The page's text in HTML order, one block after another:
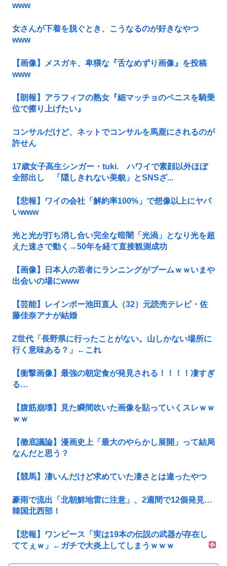
www
女さんが下着を脱ぐとき、こうなるのが好きなやつ
www
【画像】メスガキ、卑猥な『舌なめずり画像』を投稿
www
【朗報】アラフィフの熟女『細マッチョのペニスを騎乗
位で擦り上げたい』
コンサルだけど、ネットでコンサルを馬鹿にされるのが
許せん
17歳女子高生シンガー・tuki. ハワイで素顔以外ほぼ
全部出し 「隠しきれない美貌」とSNSざ...
【悲報】ワイの会社「解約率100%」で想像以上にヤバ
いwww
光と光が打ち消し合い完全な暗闇「光渦」となり光を超
えた速さで動く→50年を経て直接観測成功
【画像】日本人の若者にランニングがブームｗｗいまや
出会いの場にwww
【芸能】レインボー池田直人（32）元読売テレビ・佐
藤佳奈アナが結婚
Z世代「長野県に行ったことがない。山しかない場所に
行く意味ある？」←これ
【衝撃画像】最強の朝定食が発見される！！！！凄すぎ
る…
【腹筋崩壊】見た瞬間吹いた画像を貼っていくスレｗｗ
ｗｗ
【徹底議論】漫画史上「最大のやらかし展開」って結局
なんだと思う？
【競馬】凄いんだけど求めていた凄さとは違ったやつ
豪雨で流出「北朝鮮地雷に注意」、2週間で12個発見…
韓国北西部！
【悲報】ワンピース「実は19本の伝説の武器が存在し
ててぇｗ」←ガチで大炎上してしまうｗｗｗ